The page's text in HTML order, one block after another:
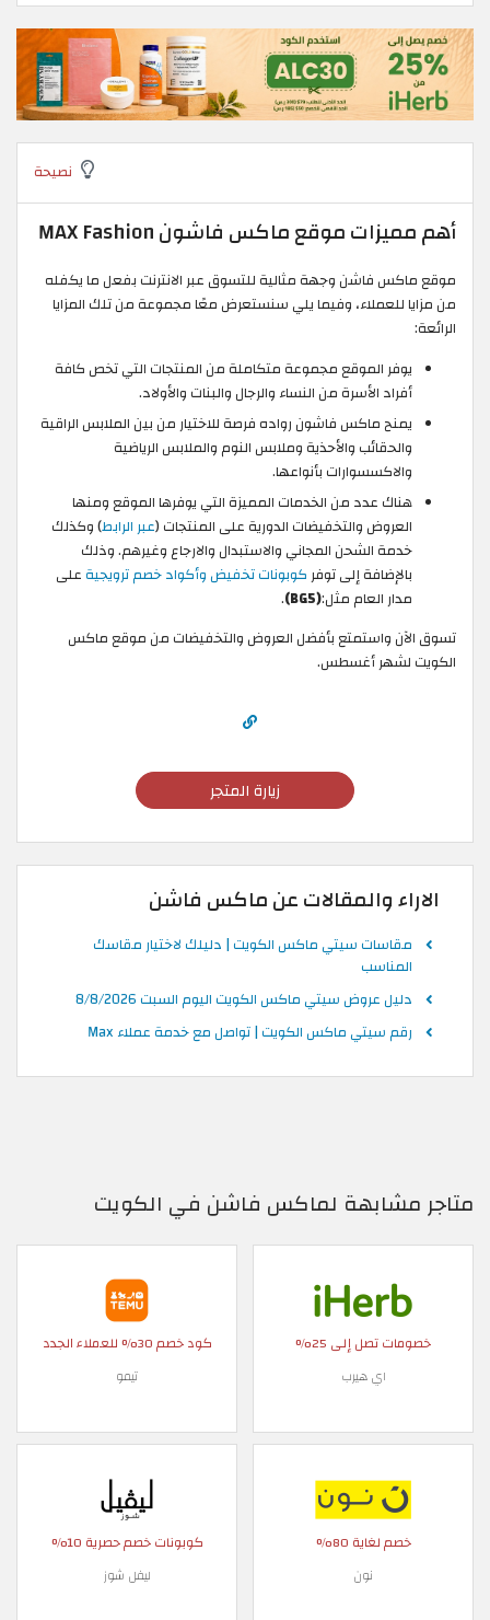
نصيحة
أهم مميزات موقع ماكس فاشون MAX Fashion
موقع ماكس فاشن وجهة مثالية للتسوق عبر الانترنت بفعل ما يكفله
من مزايا للعملاء، وفيما يلي سنستعرض معًا مجموعة من تلك المزايا
الرائعة:
يوفر الموقع مجموعة متكاملة من المنتجات التي تخص كافة
أفراد الأسرة من النساء والرجال والبنات والأولاد.
يمنح ماكس فاشون رواده فرصة للاختيار من بين الملابس الراقية
والحقائب والأحذية وملابس النوم والملابس الرياضية
والاكسسوارات بأنواعها.
هناك عدد من الخدمات المميزة التي يوفرها الموقع ومنها
العروض والتخفيضات الدورية على المنتجات (عبر الرابط) وكذلك
خدمة الشحن المجاني والاستبدال والارجاع وغيرهم. وذلك
بالإضافة إلى توفركوبونات تخفيض وأكواد خصم ترويجيةعلى
مدار العام مثل:(BG5)
.
تسوق الآن واستمتع بأفضل العروض والتخفيضات من موقع ماكس
الكويت لشهر أغسطس.
زيارة المتجر
الاراء والمقالات عن ماكس فاشن
مقاسات سيتي ماكس الكويت | دليلك لاختيار مقاسك
المناسب
دليل عروض سيتي ماكس الكويت اليوم السبت 8/8/2026
رقم سيتي ماكس الكويت | تواصل مع خدمة عملاء Max
متاجر مشابهة لماكس فاشن في الكويت
خصومات تصل إلى 25%
اي هيرب
كود خصم 30% للعملاء الجدد
تيمو
خصم لغاية 80%
نون
كوبونات خصم حصرية 10%
ليفل شوز